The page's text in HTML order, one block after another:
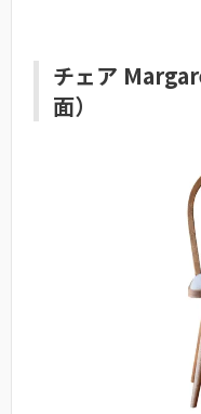
チェア
面）